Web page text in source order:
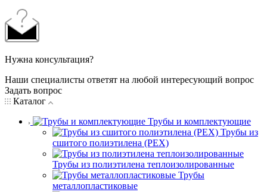
Нужна консультация?
Наши специалисты ответят на любой интересующий вопрос
Задать вопрос
Каталог
Трубы и комплектующие
Трубы из
сшитого полиэтилена (PEX)
Трубы из полиэтилена теплоизолированные
Трубы
металлопластиковые